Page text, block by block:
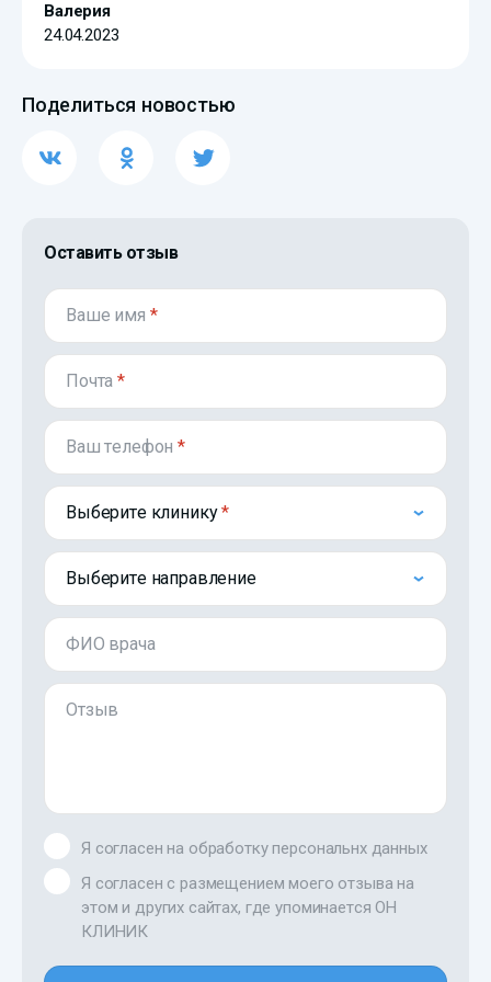
Валерия
24.04.2023
Поделиться новостью
Оставить отзыв
Ваше имя *
Почта*
Ваш телефон*
Выберите клинику
Выберите направление
ФИО врача
Отзыв
Я согласен на обработку персональнх данных
Я согласен с размещением моего отзыва на
этом и других сайтах, где упоминается ОН
КЛИНИК